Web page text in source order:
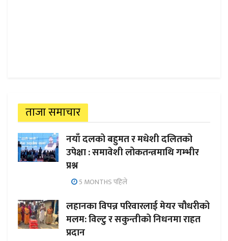
ताजा समाचार
नयाँ दलको बहुमत र मधेशी दलितको
उपेक्षा : समावेशी लोकतन्त्रमाथि गम्भीर
प्रश्न
5 MONTHS पहिले
लहानका विपन्न परिवारलाई मेयर चौधरीको
मलम: विल्टु र सकुन्तीको निधनमा राहत
प्रदान